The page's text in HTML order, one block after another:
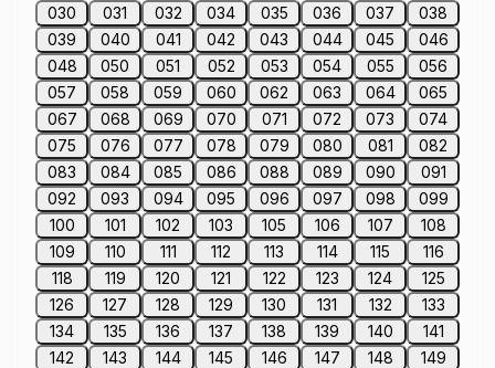
030
031 032 034 035 036 037
038
039
040 041 042 043 044 045
046
048
050 051 052 053 054 055
056
057
058 059 060 062 063 064
065
067
068 069 070 071 072 073
074
075
076 077 078 079 080 081
082
083
084 085 086 088 089 090
091
092
093 094 095 096 097 098
099
100
101 102 103 105 106 107
108
109
110 111 112 113 114 115
116
118
119 120 121 122 123 124
125
126
127 128 129 130 131 132
133
134
135 136 137 138 139 140
141
142
143 144 145 146 147 148
149